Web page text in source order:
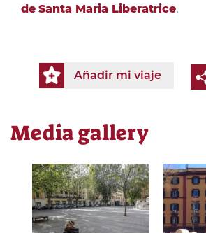
de Santa Maria Liberatrice.
Añadir mi viaje
Media gallery